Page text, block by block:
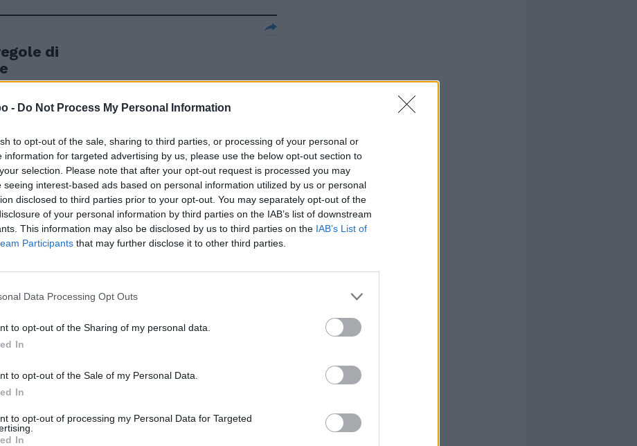
- Do Not Process My Personal Information
to opt-out of the sale, sharing to third parties, or processing of your personal or
information for targeted advertising by us, please use the below opt-out section to
selection. Please note that after your opt-out request is processed you may
seeing interest-based ads based on personal information utilized by us or personal
disclosed to third parties prior to your opt-out. You may separately opt-out of the
of your personal information by third parties on the IAB’s list of downstream
This information may also be disclosed by us to third parties on the IAB’s List of
Participants that may further disclose it to other third parties.
Data Processing Opt Outs
to opt-out of the Sharing of my personal data.
In
to opt-out of the Sale of my Personal Data.
In
to opt-out of processing my Personal Data for Targeted
In
di
che
dignitosa
scritte da